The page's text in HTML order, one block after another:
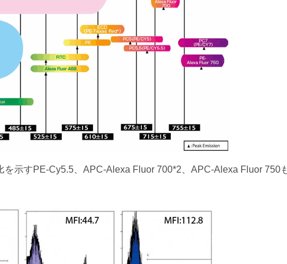
示すPE-Cy5.5、APC-Alexa Fluor 700*2、APC-Alexa Fluor 750